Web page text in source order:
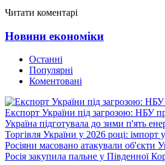
Читати коментарі
Новини економіки
Останні
Популярні
Коментовані
Експорт України під загрозою: НБУ
Україна підготувала до зими п'ять
Торгівля України у 2026 році: імпорт
Росіяни масовано атакували об'єкти
Росія закупила пальне у Південної